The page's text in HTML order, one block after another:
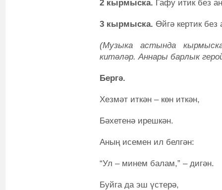
2 кырмыска. Гафу итик без
3 кырмыска. Өйгә кертик без
(Музыка астында
китәләр. Аннары барлык
Бергә.
Хезмәт иткән – көн иткән,
Бәхетенә ирешкән.
Аның исемен ил белгән:
“Ул – минем балам,” – дигән.
Буйга да эш үстерә,